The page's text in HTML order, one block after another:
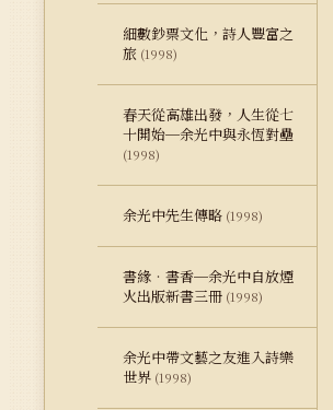
細數鈔票文化，詩人豐富之
旅 (1998)
春天從高雄出發，人生從七
十開始─余光中與永恆對壘
(1998)
余光中先生傳略 (1998)
書緣‧書香─余光中自放煙
火出版新書三冊 (1998)
余光中帶文藝之友進入詩樂
世界 (1998)